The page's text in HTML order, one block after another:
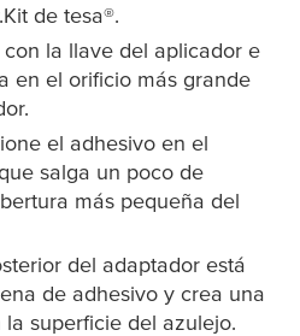
de tesa®.
la llave del aplicador e
en el orificio más grande
el adhesivo en el
salga un poco de
más pequeña del
del adaptador está
de adhesivo y crea una
superficie del azulejo.